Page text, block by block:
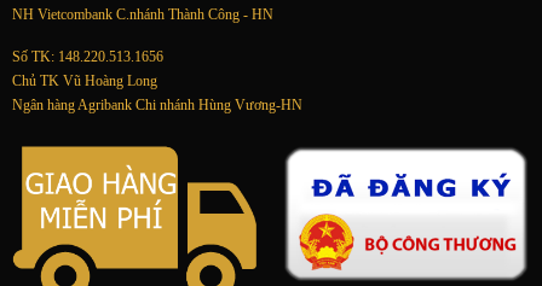
NH Vietcombank C.nhánh Thành Công - HN
Số TK: 148.220.513.1656
Chủ TK Vũ Hoàng Long
Ngân hàng Agribank Chi nhánh Hùng Vương-HN